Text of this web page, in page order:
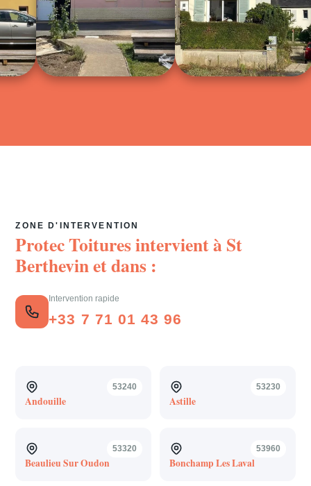
ZONE D'INTERVENTION
Protec Toitures intervient àSt
Berthevinet dans :
Intervention rapide
+33 7 71 01 43 96
53240
Andouille
53230
Astille
53320
Beaulieu Sur Oudon
53960
Bonchamp Les Laval